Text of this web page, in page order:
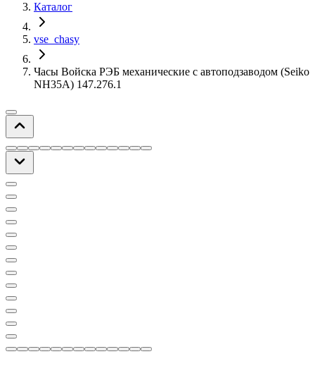
Каталог
vse_chasy
Часы Войска РЭБ механические с автоподзаводом (Seiko
NH35A) 147.276.1